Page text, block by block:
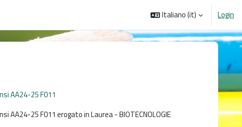
Italiano ‎(it)‎ Login
AA24-25 F011
AA24-25 F011 erogato in Laurea - BIOTECNOLOGIE